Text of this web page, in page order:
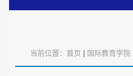
当前位置： 首页 国际教育学院